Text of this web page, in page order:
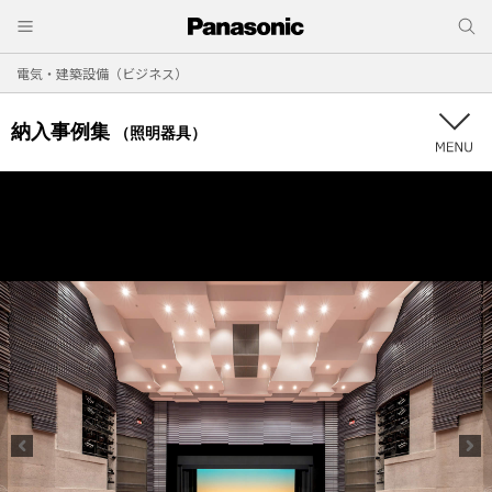
電気・建築設備（ビジネス）
納入事例集 （照明器具）